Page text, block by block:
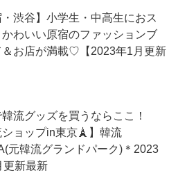
・渋谷】小学生・中高生におス
かわいい原宿のファッションブ
＆お店が満載♡【2023年1月更新
流グッズを買うならここ！
ショップin東京🗼】韓流
元韓流グランドパーク)＊2023
更新最新